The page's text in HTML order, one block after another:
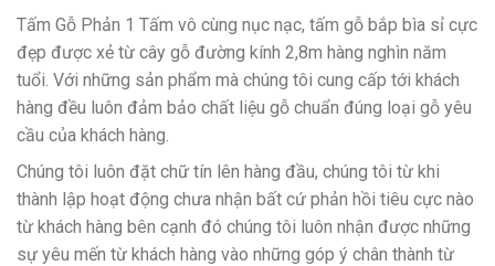
Tấm Gỗ Phản 1 Tấm vô cùng nục nạc, tấm gỗ bắp bìa sỉ cực
đẹp được xẻ từ cây gỗ đường kính 2,8m hàng nghìn năm
tuổi. Với những sản phẩm mà chúng tôi cung cấp tới khách
hàng đều luôn đảm bảo chất liệu gỗ chuẩn đúng loại gỗ yêu
cầu của khách hàng.
Chúng tôi luôn đặt chữ tín lên hàng đầu, chúng tôi từ khi
thành lập hoạt động chưa nhận bất cứ phản hồi tiêu cực nào
từ khách hàng bên cạnh đó chúng tôi luôn nhận được những
sự yêu mến từ khách hàng vào những góp ý chân thành từ